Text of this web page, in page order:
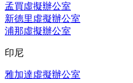
孟買虛擬辦公室
新德里虛擬辦公室
浦那虛擬辦公室
印尼
雅加達虛擬辦公室